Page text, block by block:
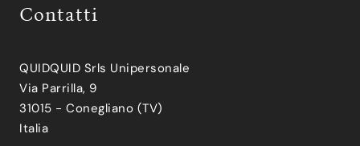
Contatti
QUIDQUID Srls Unipersonale
Via Parrilla, 9
31015 - Conegliano (TV)
Italia